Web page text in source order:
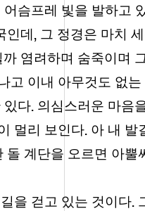
슴프레 빛을 발하고
인데,그 정경은 마치
염려하며 숨죽이며
고 이내 아무것도 없
있다.의심스러운 마음
멀리 보인다.아 내 발
계단을 오르면 아뿔
을 걷고 있는 것이다.